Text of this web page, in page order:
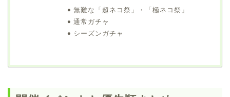
無難な「超ネコ祭」・「極ネコ祭」
通常ガチャ
シーズンガチャ